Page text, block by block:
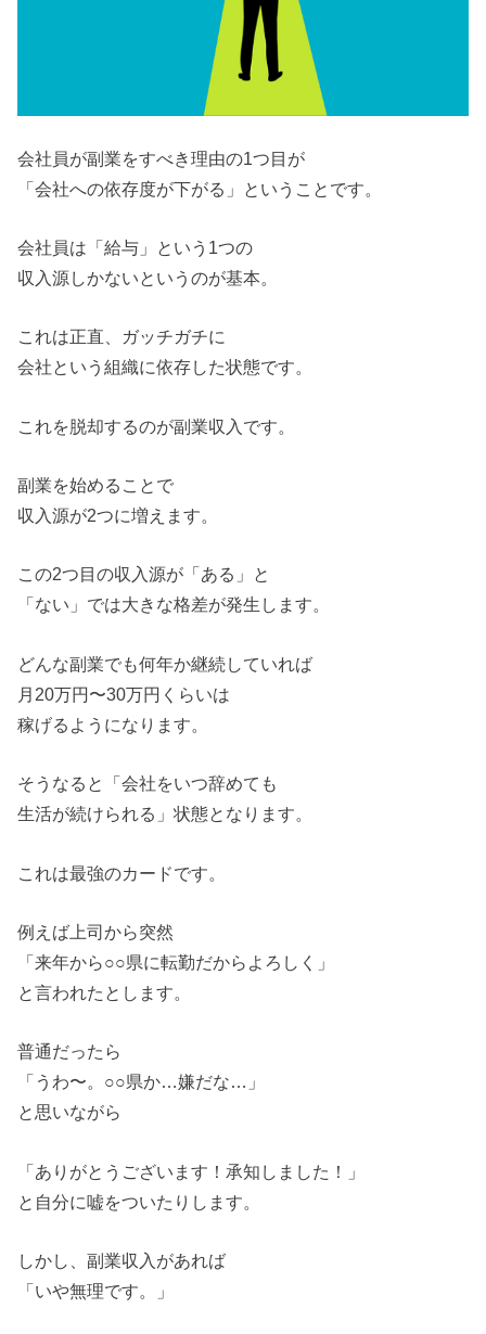
会社員が副業をすべき理由の1つ目が
「会社への依存度が下がる」ということです。
会社員は「給与」という1つの
収入源しかないというのが基本。
これは正直、ガッチガチに
会社という組織に依存した状態です。
これを脱却するのが副業収入です。
副業を始めることで
収入源が2つに増えます。
この2つ目の収入源が「ある」と
「ない」では大きな格差が発生します。
どんな副業でも何年か継続していれば
月20万円〜30万円くらいは
稼げるようになります。
そうなると「会社をいつ辞めても
生活が続けられる」状態となります。
これは最強のカードです。
例えば上司から突然
「来年から○○県に転勤だからよろしく」
と言われたとします。
普通だったら
「うわ〜。○○県か…嫌だな…」
と思いながら
「ありがとうございます！承知しました！」
と自分に嘘をついたりします。
しかし、副業収入があれば
「いや無理です。」